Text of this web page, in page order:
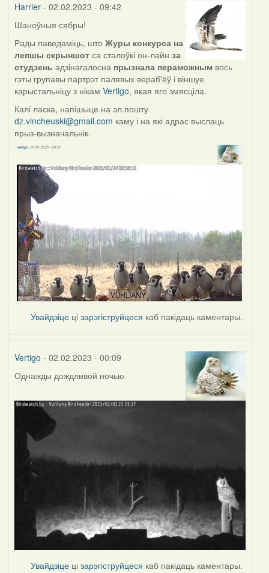
Harrier- 02.02.2023 - 09:42
Шаноўныя сябры!
Рады паведаміць, што Журы конкурса на
лепшы скрыншотса сталоўкі он-лайн за
студзень адзінагалосна прызнала пераможнымвось
гэты групавы партрэт палявых вераб'ёў і віншуе
карыстальніцу з нікам Vertigo, якая яго змясціла.
Калі ласка, напішыце на эл.пошту
dz.vincheuski@gmail.com каму і на які адрас выслаць
прыз-вызначальнік.
Увайдзіце цізарэгіструйцеся каб пакідаць каментары.
Vertigo - 02.02.2023 - 00:09
Однажды дождливой ночью
Увайдзіце цізарэгіструйцеся каб пакідаць каментары.